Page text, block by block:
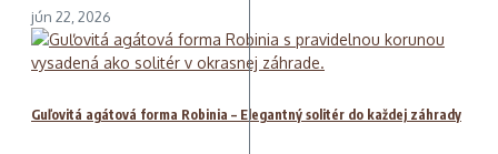
jún 22, 2026
Guľovitá agátová forma Robinia – Elegantný solitér do každej záhrady